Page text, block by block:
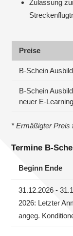
Zulassung
Preise
B-Schein
B-Schein
neuer E-
* Ermäßigter Preis
Termine B-
Beginn Ende
31.12.2026 ‑
2026: Letzter
angeg.